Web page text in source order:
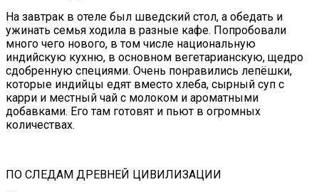
На завтрак в отеле был шведский стол, а обедать и
ужинать семья ходила в разные кафе. Попробовали
много чего нового, в том числе национальную
индийскую кухню, в основном вегетарианскую, щедро
сдобренную специями. Очень понравились лепёшки,
которые индийцы едят вместо хлеба, сырный суп с
карри и местный чай с молоком и ароматными
добавками. Его там готовят и пьют в огромных
количествах.
ПО СЛЕДАМ ДРЕВНЕЙ ЦИВИЛИЗАЦИИ